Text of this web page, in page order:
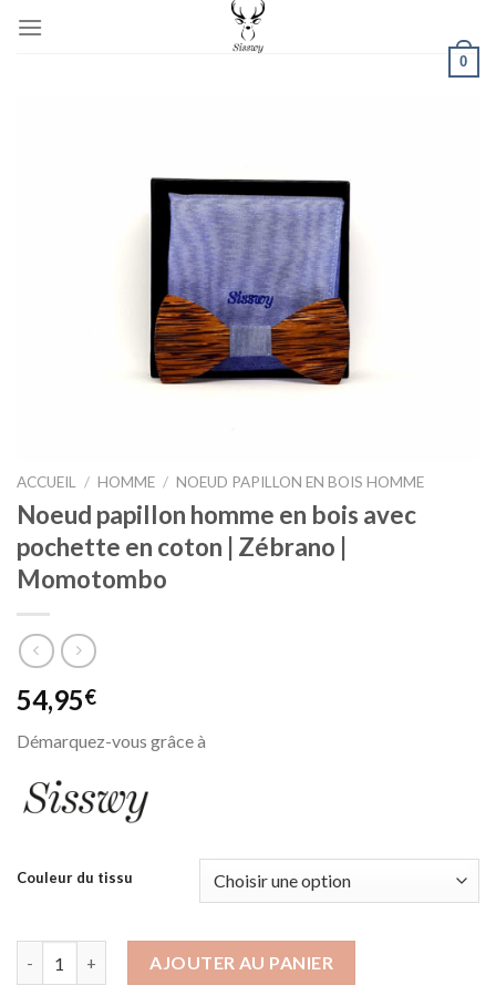
0
ACCUEIL / HOMME / NOEUD PAPILLON EN BOIS HOMME
Noeud papillon homme en bois avec
pochette en coton | Zébrano |
Momotombo
54,95€
Démarquez-vous grâce à
Couleur du tissu
AJOUTER AU PANIER